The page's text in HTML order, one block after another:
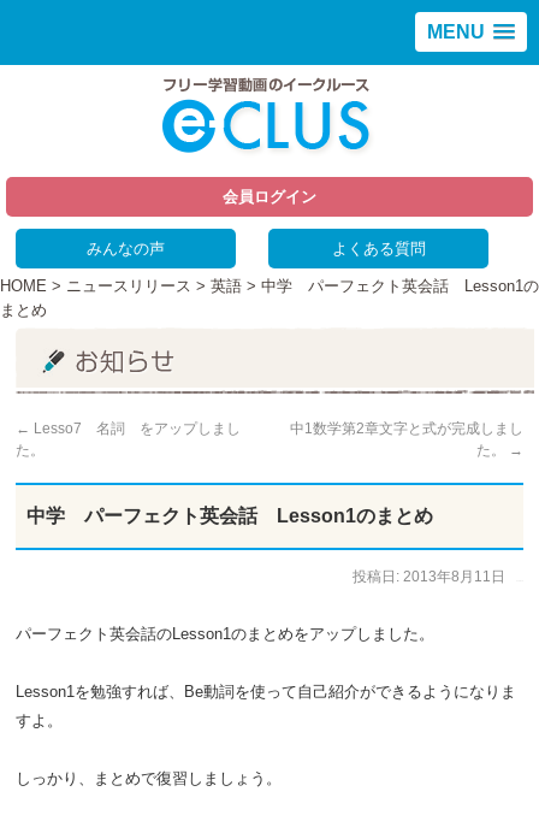
MENU
会員ログイン
みんなの声 よくある質問
HOME > ニュースリリース > 英語 > 中学 パーフェクト英会話 Lesson1の
まとめ
← Lesso7 名詞 をアップしまし
た。
中1数学第2章文字と式が完成しまし
た。
→
中学 パーフェクト英会話 Lesson1のまとめ
投稿日: 2013年8月11日
パーフェクト英会話のLesson1のまとめをアップしました。
Lesson1を勉強すれば、Be動詞を使って自己紹介ができるようになりま
すよ。
しっかり、まとめで復習しましょう。